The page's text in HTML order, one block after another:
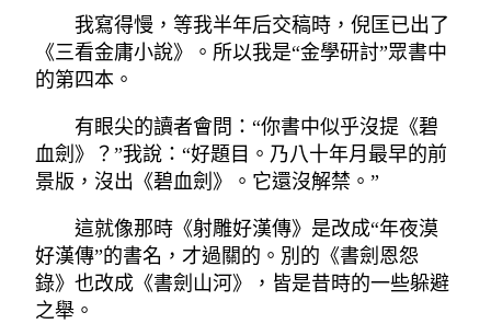
我寫得慢，等我半年后交稿時，倪匡已出了
《三看金庸小說》。所以我是“金學研討”眾書中
的第四本。
有眼尖的讀者會問：“你書中似乎沒提《碧
血劍》？”我說：“好題目。乃八十年月最早的前
景版，沒出《碧血劍》。它還沒解禁。”
這就像那時《射雕好漢傳》是改成“年夜漠
好漢傳”的書名，才過關的。別的《書劍恩怨
錄》也改成《書劍山河》，皆是昔時的一些躲避
之舉。